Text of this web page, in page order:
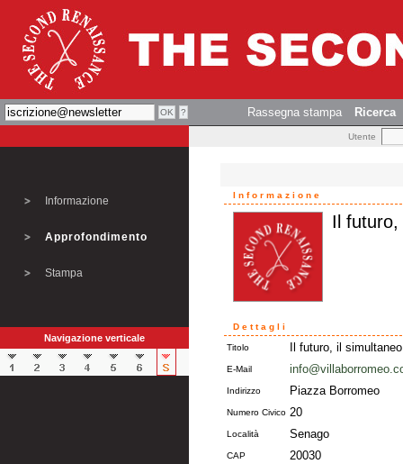
Rassegna stampa Ricerca
Utente
Informazione
Approfondimento
Stampa
Navigazione verticale
Informazione
Il futuro,
Dettagli
Titolo Il futuro, il
E-Mail
Indirizzo Piazza Borromeo
Numero Civico 20
Località Senago
CAP 20030